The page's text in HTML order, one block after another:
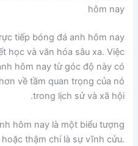
hôm nay
tiếp bóng đá anh hôm nay
học và văn hóa sâu xa. Việc
hôm nay từ góc độ này có
về tầm quan trọng của nó
trong lịch sử và xã hội.
hôm nay là một biểu tượng
thậm chí là sự vĩnh cửu.